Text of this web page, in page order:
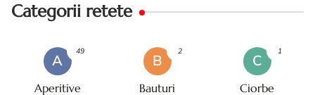
Categorii retete
A
Aperitive
49
B
Bauturi
2
C
Ciorbe
1